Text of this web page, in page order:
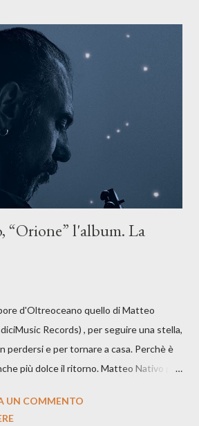
difficoltà di creare, e perfino di esistere,
Ma lo fa cercando una via d’uscita, una
vivere e nel suonare, nel trovare respiro
farsi più densa. Il brano è anche una
Cico Messina apre il suo nuovo percorso
“Orione” l'album. La
d'Oltreoceano quello di Matteo
Records) , per seguire una stella,
perdersi e per tornare a casa. Perchè è
più dolce il ritorno. Matteo Nativo per
e consapevole oltre che con ottimi
UN COMMENTO